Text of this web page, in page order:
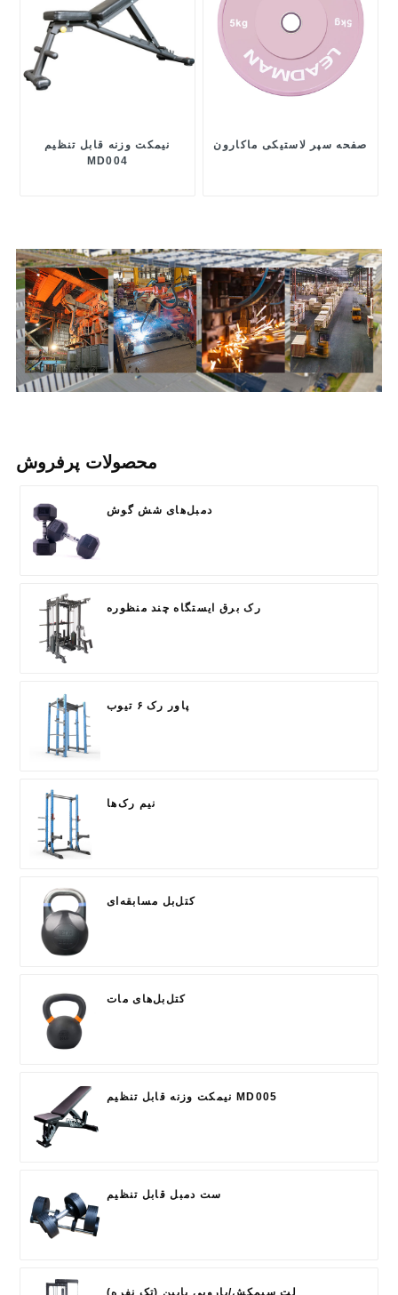
نیمکت وزنه قابل تنظیم
MD004
صفحه سپر لاستیکی ماکارون
محصولات پرفروش
دمبل‌های شش گوش
رک برق ایستگاه چند منظوره
پاور رک ۶ تیوب
نیم رک‌ها
کتل‌بل مسابقه‌ای
کتل‌بل‌های مات
نیمکت وزنه قابل تنظیم MD005
ست دمبل قابل تنظیم
لت سیمکش/پارویی پایین (تک نفره)